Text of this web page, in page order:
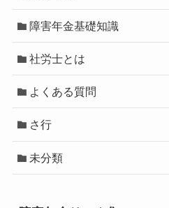
障害年金基礎知識
社労士とは
よくある質問
さ行
未分類